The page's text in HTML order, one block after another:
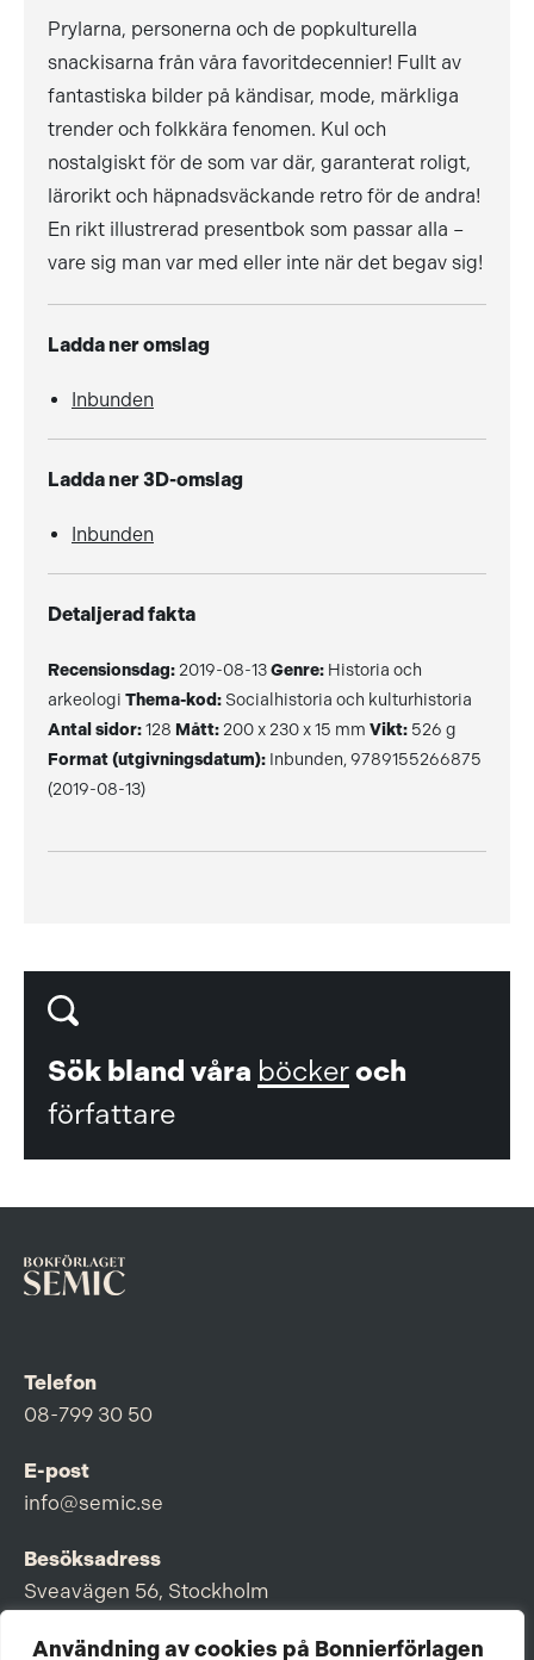
Användning av cookies på Bonnierförlagen
Prylarna, personerna och de popkulturella
snackisarna från våra favoritdecennier! Fullt av
fantastiska bilder på kändisar, mode, märkliga
trender och folkkära fenomen. Kul och
nostalgiskt för de som var där, garanterat roligt,
lärorikt och häpnadsväckande retro för de andra!
En rikt illustrerad presentbok som passar alla –
vare sig man var med eller inte när det begav sig!
Ladda ner omslag
Inbunden
Ladda ner 3D-omslag
Inbunden
Detaljerad fakta
Recensionsdag: 2019-08-13Genre: Historia och
arkeologi Thema-kod: Socialhistoria och kulturhistoria
Antal sidor:128 Mått: 200 x 230 x 15 mm Vikt: 526 g
Format (utgivningsdatum): Inbunden, 9789155266875
(2019-08-13)
Sök bland våra böckeroch
författare
Telefon
08-799 30 50
E-post
info@semic.se
Besöksadress
Sveavägen 56, Stockholm
Postadress